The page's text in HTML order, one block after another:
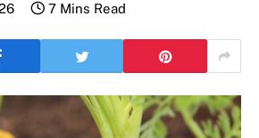
7 Mins Read